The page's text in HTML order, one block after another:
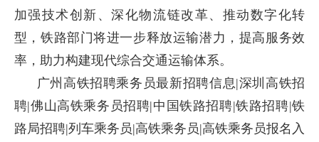
加强技术创新、深化物流链改革、推动数字化转
型，铁路部门将进一步释放运输潜力，提高服务效
率，助力构建现代综合交通运输体系。
广州高铁招聘乘务员最新招聘信息|深圳高铁招
聘|佛山高铁乘务员招聘|中国铁路招聘|铁路招聘|铁
路局招聘|列车乘务员|高铁乘务员|高铁乘务员报名入